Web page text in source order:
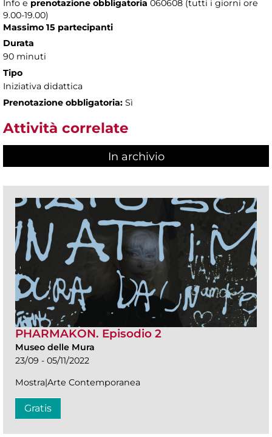
Info e prenotazione obbligatoria 060608 (tutti i giorni ore
9.00-19.00)
Massimo 15 partecipanti
Durata
90 minuti
Tipo
Iniziativa didattica
Prenotazione obbligatoria: Sì
Attività correlate
In archivio
PHARMAKON. Episodio 2
Museo delle Mura
23/09 - 05/11/2022
Mostra|Arte Contemporanea
Gratis